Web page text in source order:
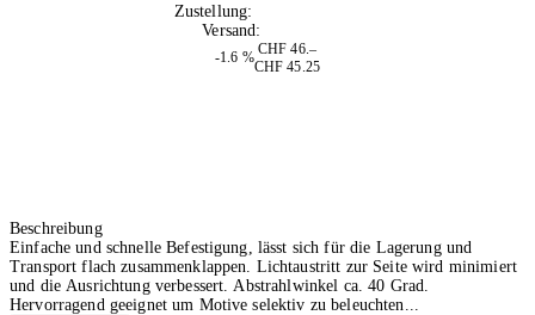
Zustellung:
Versand:
-1.6 %
CHF 46.–
CHF 45.25
Beschreibung
Einfache und schnelle Befestigung, lässt sich für die Lagerung und
Transport flach zusammenklappen. Lichtaustritt zur Seite wird minimiert
und die Ausrichtung verbessert. Abstrahlwinkel ca. 40 Grad.
Hervorragend geeignet um Motive selektiv zu beleuchten